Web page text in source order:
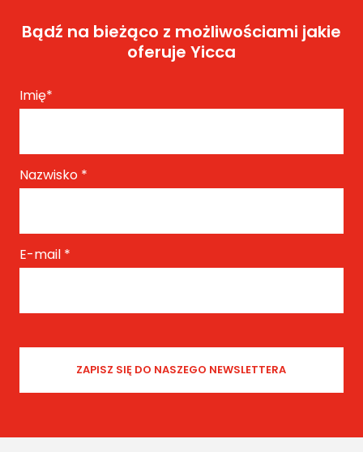
Bądź na bieżąco z możliwościami jakie
oferuje Yicca
Imię*
Nazwisko *
E-mail *